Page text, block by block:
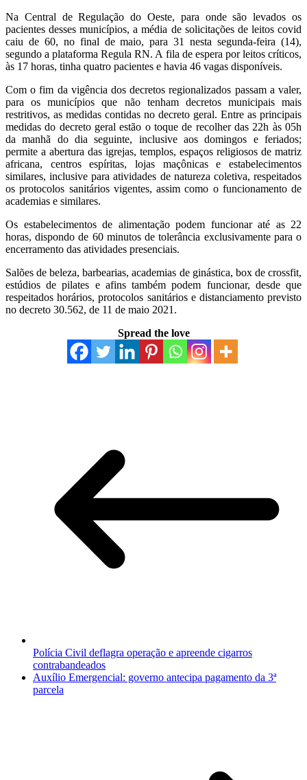
Na Central de Regulação do Oeste, para onde são levados os
pacientes desses municípios, a média de solicitações de leitos covid
caiu de 60, no final de maio, para 31 nesta segunda-feira (14),
segundo a plataforma Regula RN. A fila de espera por leitos críticos,
às 17 horas, tinha quatro pacientes e havia 46 vagas disponíveis.
Com o fim da vigência dos decretos regionalizados passam a valer,
para os municípios que não tenham decretos municipais mais
restritivos, as medidas contidas no decreto geral. Entre as principais
medidas do decreto geral estão o toque de recolher das 22h às 05h
da manhã do dia seguinte, inclusive aos domingos e feriados;
permite a abertura das igrejas, templos, espaços religiosos de matriz
africana, centros espíritas, lojas maçônicas e estabelecimentos
similares, inclusive para atividades de natureza coletiva, respeitados
os protocolos sanitários vigentes, assim como o funcionamento de
academias e similares.
Os estabelecimentos de alimentação podem funcionar até as 22
horas, dispondo de 60 minutos de tolerância exclusivamente para o
encerramento das atividades presenciais.
Salões de beleza, barbearias, academias de ginástica, box de crossfit,
estúdios de pilates e afins também podem funcionar, desde que
respeitados horários, protocolos sanitários e distanciamento previsto
no decreto 30.562, de 11 de maio 2021.
Spread the love
Polícia Civil deflagra operação e apreende cigarros
contrabandeados
Auxílio Emergencial: governo antecipa pagamento da 3ª
parcela